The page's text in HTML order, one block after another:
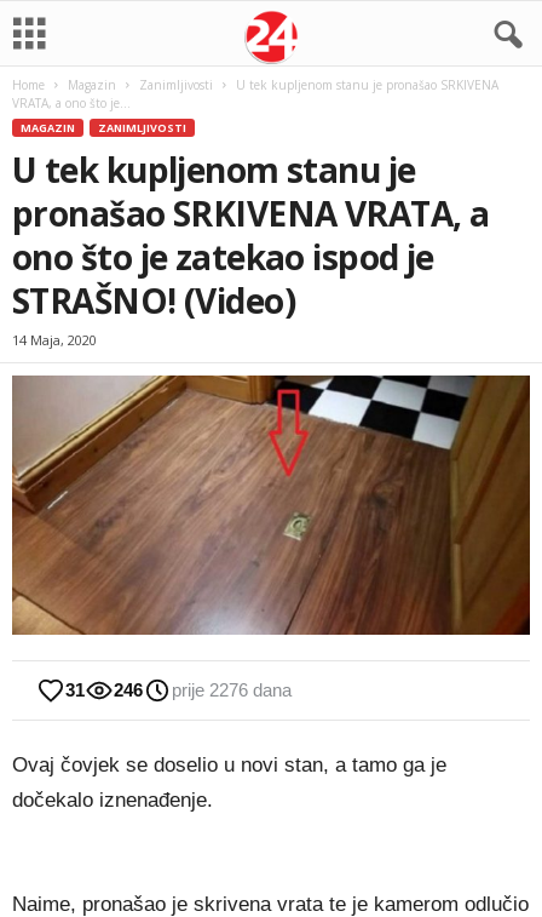
Home Magazin Zanimljivosti
U tek kupljenom stanu je pronašao SRKIVENA
VRATA, a ono što je...
MAGAZIN ZANIMLJIVOSTI
U tek kupljenom stanu je
pronašao SRKIVENA VRATA, a
ono što je zatekao ispod je
STRAŠNO! (Video)
14 Maja, 2020
31 246 prije 2276 dana
Ovaj čovjek se doselio u novi stan, a tamo ga je
dočekalo iznenađenje.
Naime, pronašao je skrivena vrata te je kamerom odlučio